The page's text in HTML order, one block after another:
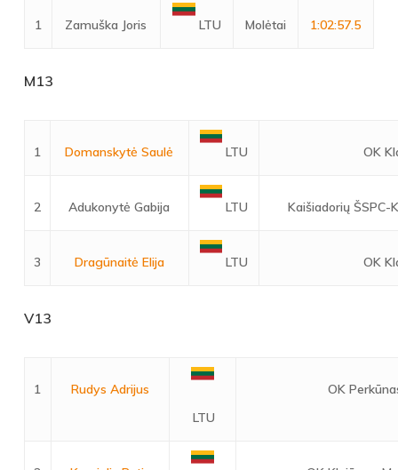
1 Zamuška Joris LTU Molėtai 1:02:57.5
M13
1 Domanskytė Saulė LTU OK
2 Adukonytė Gabija LTU Kaišiadorių ŠSPC-
3 Dragūnaitė Elija LTU OK
V13
1
Rudys Adrijus
LTU
OK